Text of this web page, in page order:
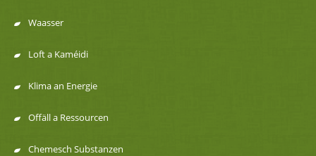
Menu
de
navigation
Waasser
Loft a Kaméidi
Klima an Energie
Offäll a Ressourcen
Chemesch Substanzen